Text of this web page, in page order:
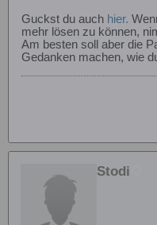
Guckst du auch hier.
mehr lösen zu können,
Am besten soll aber die
Gedanken machen, wie
Stodi